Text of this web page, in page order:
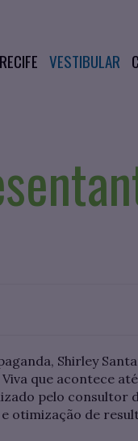
RECIFE VESTIBULAR
Shirley
que acontece
pelo
otimização de